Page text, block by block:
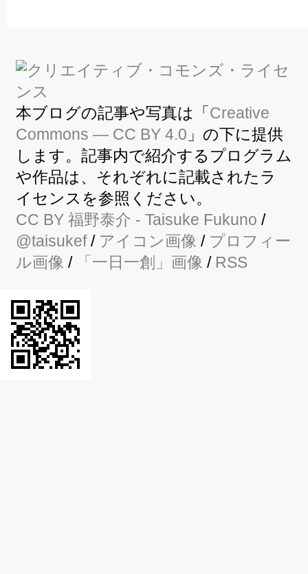
本ブログの記事や写真は「Creative
Commons — CC BY 4.0 」の下に提供
します。記事内で紹介するプログラム
や作品は、それぞれに記載されたラ
イセンスを参照ください。
CC BY 福野泰介 - Taisuke Fukuno /
@taisukef/ アイコン画像 / プロフィー
ル画像 / 「一日一創」画像 / RSS